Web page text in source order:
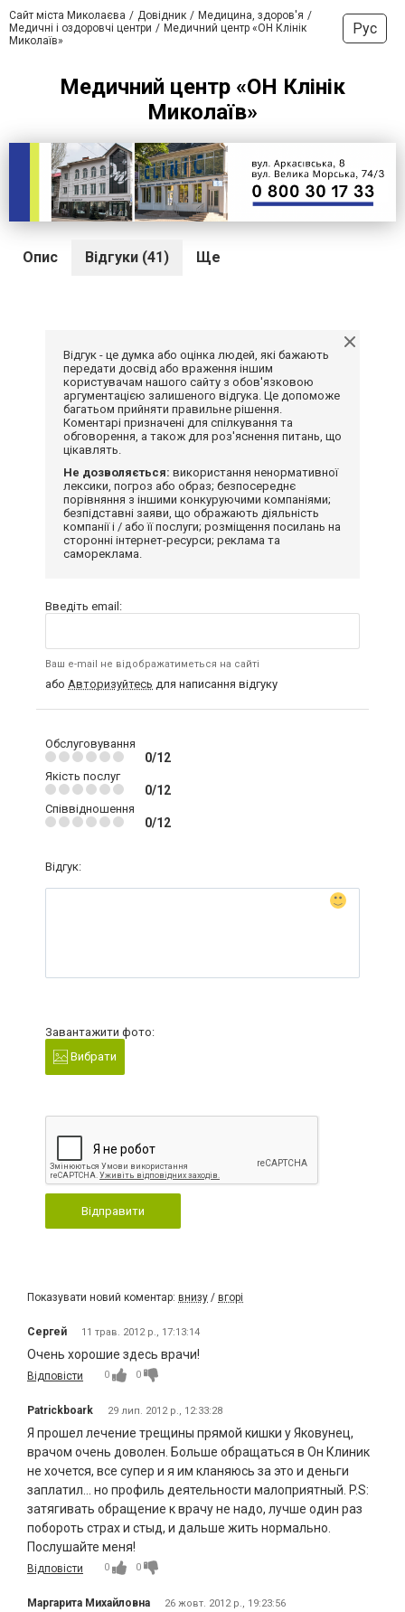
Сайт міста Миколаєва Довідник
Медицина, здоров'я
Медичні і оздоровчі центри
Медичний центр «ОН Клінік
Миколаїв»
Рус
Медичний центр «ОН Клінік
Миколаїв»
Опис Відгуки (41) Ще
Відгук - це думка або оцінка людей, які бажають
передати досвід або враження іншим
користувачам нашого сайту з обов'язковою
аргументацією залишеного відгука. Це допоможе
багатьом прийняти правильне рішення.
Коментарі призначені для спілкування та
обговорення, а також для роз'яснення питань, що
цікавлять.
Не дозволяється: використання ненормативної
лексики, погроз або образ; безпосереднє
порівняння з іншими конкуруючими компаніями;
безпідставні заяви, що ображають діяльність
компанії і / або її послуги; розміщення посилань на
сторонні інтернет-ресурси; реклама та
самореклама.
Введіть email:
Ваш e-mail не відображатиметься на сайті
або Авторизуйтесь для написання відгуку
Обслуговування
0/12
Якість послуг
0/12
Співвідношення
0/12
Відгук:
Завантажити фото:
Вибрати
Відправити
Показувати новий коментар: внизу / вгорі
Сергей 11 трав. 2012 р., 17:13:14
Очень хорошие здесь врачи!
Відповісти 0 0
Patrickboark 29 лип. 2012 р., 12:33:28
Я прошел лечение трещины прямой кишки у Яковунец,
врачом очень доволен. Больше обращаться в Он Клиник
не хочется, все супер и я им кланяюсь за это и деньги
заплатил... но профиль деятельности малоприятный. P.S:
затягивать обращение к врачу не надо, лучше один раз
побороть страх и стыд, и дальше жить нормально.
Послушайте меня!
Відповісти 0 0
Маргарита Михайловна 26 жовт. 2012 р., 19:23:56